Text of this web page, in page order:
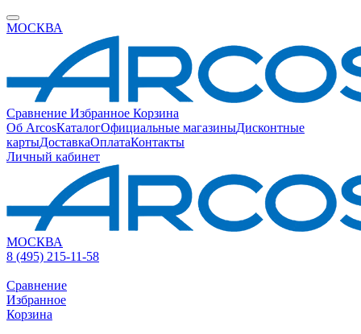
МОСКВА
Сравнение Избранное Корзина
Об ArcosКаталогОфициальные магазиныДисконтные
картыДоставкаОплатаКонтакты
Личный кабинет
МОСКВА
8 (495) 215-11-58
Сравнение
Избранное
Корзина